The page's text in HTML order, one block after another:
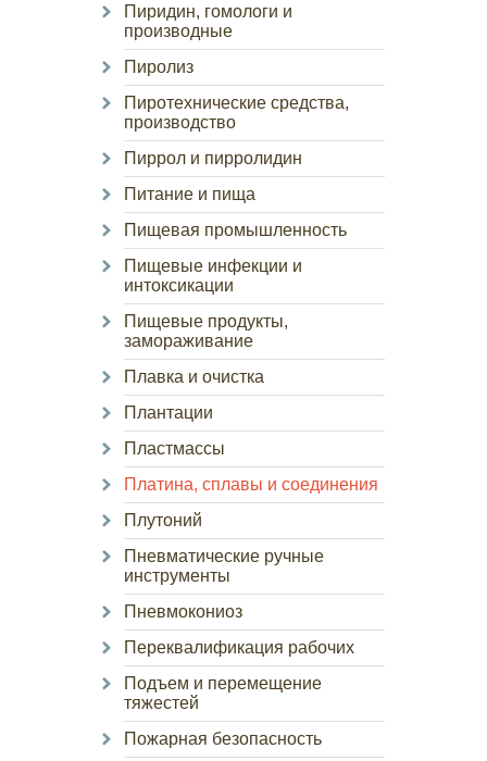
Пиридин, гомологи и
производные
Пиролиз
Пиротехнические средства,
производство
Пиррол и пирролидин
Питание и пища
Пищевая промышленность
Пищевые инфекции и
интоксикации
Пищевые продукты,
замораживание
Плавка и очистка
Плантации
Пластмассы
Платина, сплавы и соединения
Плутоний
Пневматические ручные
инструменты
Пневмокониоз
Переквалификация рабочих
Подъем и перемещение
тяжестей
Пожарная безопасность